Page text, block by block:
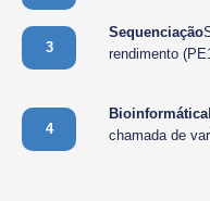
3
Sequenciação
rendimento
4
Bioinformática
chamada de